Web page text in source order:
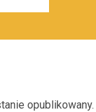
opublikowany.